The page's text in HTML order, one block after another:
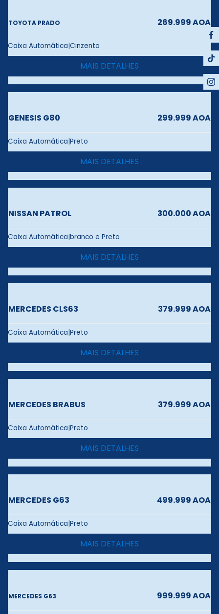
TOYOTA PRADO 269.999 AOA
Caixa Automática|Cinzento
MAIS DETALHES
GENESIS G80 299.999 AOA
Caixa Automática|Preto
MAIS DETALHES
NISSAN PATROL 300.000 AOA
Caixa Automática|branco e Preto
MAIS DETALHES
MERCEDES CLS63 379.999 AOA
Caixa Automática|Preto
MAIS DETALHES
MERCEDES BRABUS 379.999 AOA
Caixa Automática|Preto
MAIS DETALHES
MERCEDES G63 499.999 AOA
Caixa Automática|Preto
MAIS DETALHES
MERCEDES G63 999.999 AOA